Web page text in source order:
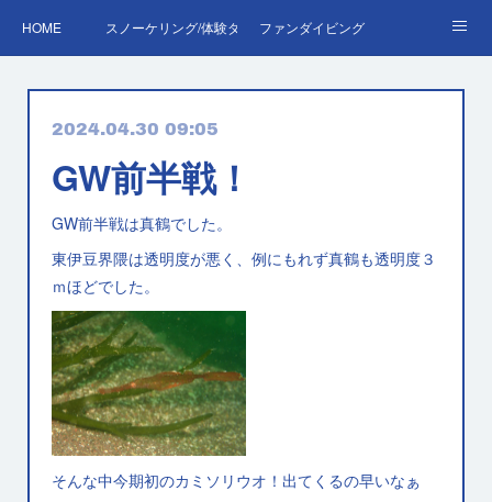
HOME スノーケリング/体験ダイビングファンダイビング
ダイビング・スキルアップレッスン｜プールで安心練習
AOW
プロへの第一歩！ダイブマスターご予約・お問い合わせ
2024.04.30 09:05
GW前半戦！
GW前半戦は真鶴でした。
東伊豆界隈は透明度が悪く、例にもれず真鶴も透明度３
ｍほどでした。
そんな中今期初のカミソリウオ！出てくるの早いなぁ